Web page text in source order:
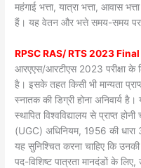
महंगाई भत्ता, यात्रा भत्ता, आवास
हैं। यह वेतन और भत्ते समय-समय पर
RPSC RAS/ RTS 2023
आरएएस/आरटीएस 2023 परीक्षा के
है। इसके तहत किसी भी मान्यता
स्नातक की डिग्री होना अनिवार्य है।
स्थापित विश्वविद्यालय से प्राप्त
(UGC) अधिनियम, 1956 की धारा 3
यह सुनिश्चित करना चाहिए कि उनकी
पद-विशिष्ट पात्रता मानदंडों के